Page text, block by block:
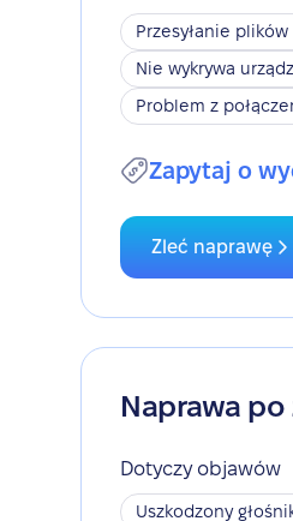
Przesyłanie plików
Nie wykrywa
Problem z
Zapytaj o
Zleć naprawę
Naprawa po
Dotyczy objawów
Uszkodzony